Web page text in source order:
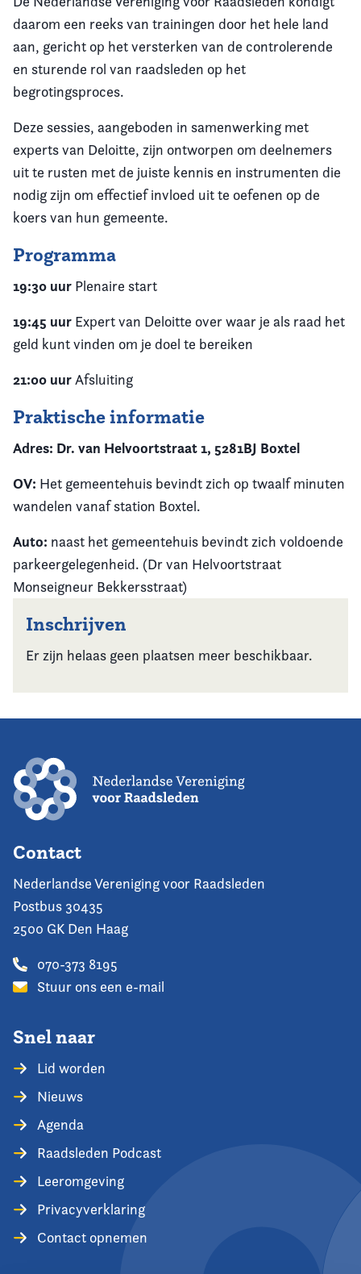
daarom een reeks van trainingen door het hele land
aan, gericht op het versterken van de controlerende
en sturende rol van raadsleden op het
begrotingsproces.
Deze sessies, aangeboden in samenwerking met
experts van Deloitte, zijn ontworpen om deelnemers
uit te rusten met de juiste kennis en instrumenten die
nodig zijn om effectief invloed uit te oefenen op de
koers van hun gemeente.
Programma
19:30 uur Plenaire start
19:45 uur Expert van Deloitte over waar je als raad het
geld kunt vinden om je doel te bereiken
21:00 uur Afsluiting
Praktische informatie
Adres: Dr. van Helvoortstraat 1, 5281BJ Boxtel
OV: Het gemeentehuis bevindt zich op twaalf minuten
wandelen vanaf station Boxtel.
Auto: naast het gemeentehuis bevindt zich voldoende
parkeergelegenheid. (Dr van Helvoortstraat
Monseigneur Bekkersstraat)
Inschrijven
Er zijn helaas geen plaatsen meer beschikbaar.
Contact
Nederlandse Vereniging voor Raadsleden
Postbus 30435
2500 GK Den Haag
070-373 8195
Stuur ons een e-mail
Snel naar
Lid worden
Nieuws
Agenda
Raadsleden Podcast
Leeromgeving
Privacyverklaring
Contact opnemen